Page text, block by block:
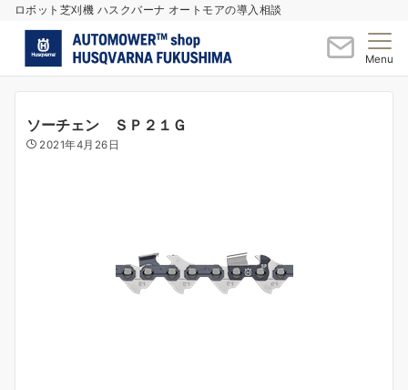
ロボット芝刈機 ハスクバーナ オートモアの導入相談
Menu
ソーチェン ＳＰ２１Ｇ
2021年4月26日